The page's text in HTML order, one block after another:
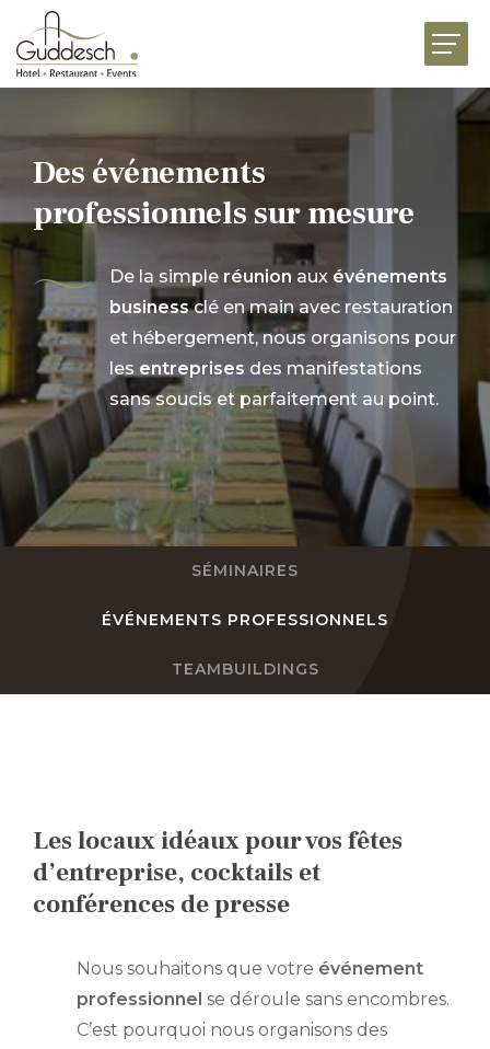
ACTUALITÉS JOBS PRÉSENTATION CONTACT
NL
HÔTEL MARTHA
ÉVÉNEMENTS
BUSINESS
FESTIVITÉS
UNIVERS DE SAVEURS
Des événements
professionnels sur mesure
De la simple réunion aux événements
businessclé en main avec restauration
et hébergement, nous organisons pour
les entreprises des manifestations
sans soucis et parfaitement au point.
SÉMINAIRES
ÉVÉNEMENTS PROFESSIONNELS
TEAMBUILDINGS
Les locaux idéaux pour vos fêtes
d’entreprise, cocktails et
conférences de presse
Nous souhaitons que votre événement
professionnel se déroule sans encombres.
C’est pourquoi nous organisons des